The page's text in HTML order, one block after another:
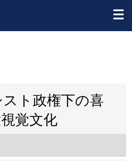
ト政権下の喜
覚文化